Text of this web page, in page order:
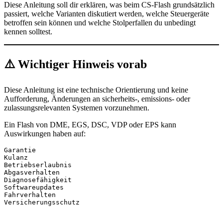
Diese Anleitung soll dir erklären, was beim CS-Flash grundsätzlich
passiert, welche Varianten diskutiert werden, welche Steuergeräte
betroffen sein können und welche Stolperfallen du unbedingt
kennen solltest.
⚠️ Wichtiger Hinweis vorab
Diese Anleitung ist eine technische Orientierung und keine
Aufforderung, Änderungen an sicherheits-, emissions- oder
zulassungsrelevanten Systemen vorzunehmen.
Ein Flash von DME, EGS, DSC, VDP oder EPS kann
Auswirkungen haben auf:
Garantie
Kulanz
Betriebserlaubnis
Abgasverhalten
Diagnosefähigkeit
Softwareupdates
Fahrverhalten
Versicherungsschutz